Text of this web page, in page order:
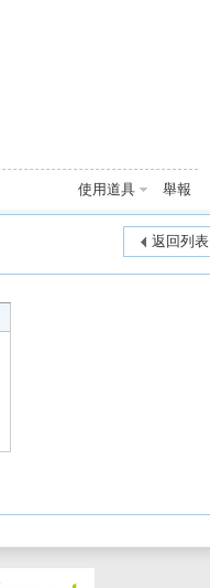
使用道具 舉報
返回列表